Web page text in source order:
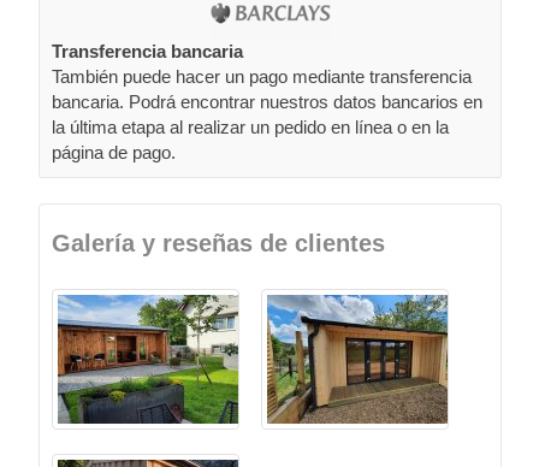
Transferencia bancaria
También puede hacer un pago mediante transferencia
bancaria. Podrá encontrar nuestros datos bancarios en
la última etapa al realizar un pedido en línea o en la
página de pago.
Galería y reseñas de clientes